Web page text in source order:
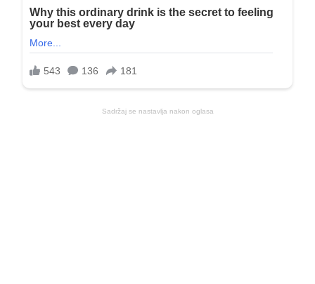
Sadržaj se nastavlja nakon oglasa